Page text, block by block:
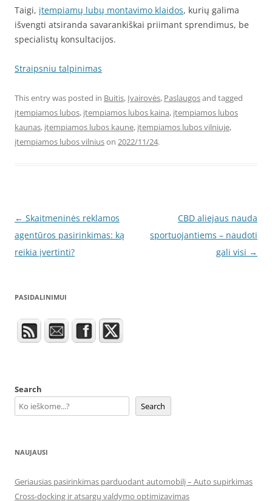
Taigi, įtempiamų lubų montavimo klaidos, kurių galima
išvengti atsiranda savarankiškai priimant sprendimus, be
specialistų konsultacijos.
Straipsniu talpinimas
This entry was posted in Buitis, Įvairovės, Paslaugosand tagged
įtempiamos lubos, įtempiamos lubos kaina, įtempiamos lubos
kaunas, įtempiamos lubos kaune, įtempiamos lubos vilniuje,
įtempiamos lubos vilniuson 2022/11/24.
Post
navigation
← Skaitmeninės reklamos
agentūros pasirinkimas: ką
reikia įvertinti?
CBD aliejaus nauda
sportuojantiems – naudoti
gali visi →
PASIDALINIMUI
Search
Search
NAUJAUSI
Geriausias pasirinkimas parduodant automobilį – Auto supirkimas
Cross-docking ir atsargų valdymo optimizavimas